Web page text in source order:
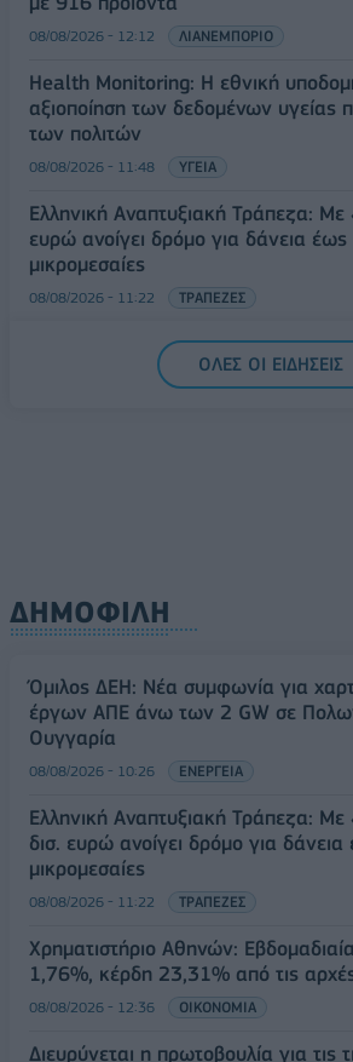
08/08/2026 - 12:12 ΛΙΑΝΕΜΠΟΡΙΟ
Health Monitoring: Η εθνική
αξιοποίηση των δεδομένων υγείας
των πολιτών
08/08/2026 - 11:48 ΥΓΕΙΑ
Ελληνική Αναπτυξιακή Τράπεζα: Με
ευρώ ανοίγει δρόμο για δάνεια έως
μικρομεσαίες
08/08/2026 - 11:22 ΤΡΑΠΕΖΕΣ
5G παντού, 6G στον ορίζοντα: Πού
Ελλάδα στη μεγάλη τεχνολογική
ΟΛΕΣ ΟΙ ΕΙΔΗΣΕΙΣ
ΔΗΜΟΦΙΛΗ
Όμιλος ΔΕΗ: Νέα συμφωνία για
έργων ΑΠΕ άνω των 2 GW σε
Ουγγαρία
08/08/2026 - 10:26 ΕΝΕΡΓΕΙΑ
Ελληνική Αναπτυξιακή Τράπεζα: Με
δισ. ευρώ ανοίγει δρόμο για
μικρομεσαίες
08/08/2026 - 11:22 ΤΡΑΠΕΖΕΣ
Χρηματιστήριο Αθηνών:
1,76%, κέρδη 23,31% από τις
08/08/2026 - 12:36 ΟΙΚΟΝΟΜΙΑ
Διευρύνεται η πρωτοβουλία για τις